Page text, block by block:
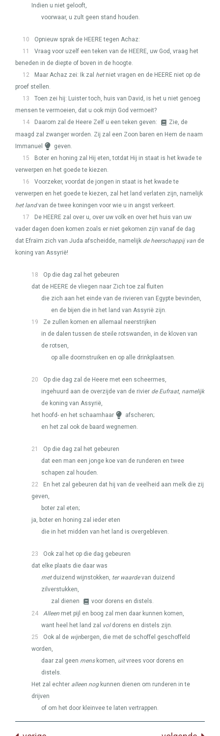
Indien u niet gelooft,
voorwaar, u zult geen stand houden.
10 Opnieuw sprak de HEEREtegen Achaz:
11
Vraag voor uzelf een teken van de HEERE, uw God, vraag het
beneden in de diepte of boven in de hoogte.
12
Maar Achaz zei: Ik zal hetniet vragen en de HEERE niet op de
proef stellen.
13
Toen zei hij: Luister toch, huis van David, is het u niet genoeg
mensen te vermoeien, dat u ook mijn God vermoeit?
14
Daarom zal de Heere Zelf u een teken geven:
Zie, de
maagd zal zwanger worden. Zij zal een Zoon baren en Hem de naam
Immanuel
geven.
15
Boter en honing zal Hij eten, totdat Hij in staat is het kwade te
verwerpen en het goede te kiezen.
16
Voorzeker, voordat de jongen in staat is het kwade te
verwerpen en het goede te kiezen, zal het land verlaten zijn, namelijk
het landvan de twee koningen voor wie u in angst verkeert.
17
De HEERE zal over u, over uw volk en over het huis van uw
vader dagen doen komen zoals er niet gekomen zijn vanaf de dag
dat Efraïm zich van Juda afscheidde, namelijk de heerschappij van de
koning van Assyrië!
18
Op die dag zal het gebeuren
dat de HEERE de vliegen naar Zich toe zal fluiten
die zich aan het einde van de rivieren van Egypte bevinden,
en de bijen die in het land van Assyrië zijn.
19
Ze zullen komen en allemaal neerstrijken
in de dalen tussen de steile rotswanden, in de kloven van
de rotsen,
op alle doornstruiken en op alle drinkplaatsen.
20
Op die dag zal de Heere met een scheermes,
ingehuurd aan de overzijde van de rivier de Eufraat, namelijk
de koning van Assyrië,
het hoofd- en het schaamhaar
afscheren;
en het zal ook de baard wegnemen.
21
Op die dag zal het gebeuren
dat een man een jonge koe van de runderen en twee
schapen zal houden.
22
En het zal gebeuren dat hij van de veelheid aan melk die zij
geven,
boter zal eten;
ja, boter en honing zal ieder eten
die in het midden van het land is overgebleven.
23
Ook zal het op die dag gebeuren
dat elke plaats die daar was
metduizend wijnstokken, ter waardevan duizend
zilverstukken,
zal dienen
voor dorens en distels.
24
Alleen met pijl en boog zal men daar kunnen komen,
want heel het land zal
voldorens en distels zijn.
25
Ook al de wijnbergen, die met de schoffel geschoffeld
worden,
daar zal geen menskomen, uitvrees voor dorens en
distels.
Het zal echter alleen nogkunnen dienen om runderen in te
drijven
of om het door kleinvee te laten vertrappen.